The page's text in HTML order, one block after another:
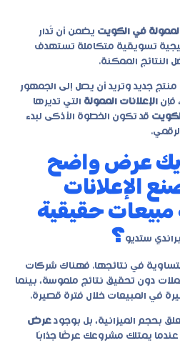
في الكويت يضمن أن تُدار
تسويقية متكاملة تستهدف
النتائج الممكنة.
جديد وتريد أن يصل إلى الجمهور
فإن الإعلانات الممولة التي تديرها
قد تكون الخطوة الأذكى لبدء
عرض واضح
الإعلانات
حقيقية
براندي ستديو؟
في نتائجها. فهناك شركات
دون تحقيق نتائج ملموسة، بينما
في المبيعات خلال فترة قصيرة.
بحجم الميزانية، بل بوجود عرض
عندما يمتلك مشروعك عرضًا جذابًا